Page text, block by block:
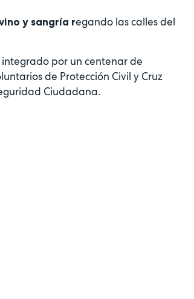
y sangría regando las calles del
por un centenar de
de Protección Civil y Cruz
Ciudadana.